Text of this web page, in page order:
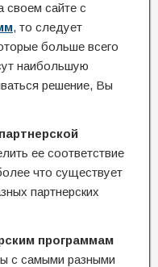
своем сайте с
, то следует
больше всего
наибольшую
решение, Вы
ее соответствие
что существует
партнерских
программам
с самыми разными